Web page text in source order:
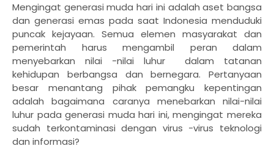
Mengingat generasi muda hari ini adalah aset bangsa
dan generasi emas pada saat Indonesia menduduki
puncak kejayaan. Semua elemen masyarakat dan
pemerintah harus mengambil peran dalam
menyebarkan nilai -nilai luhur
dalam tatanan
kehidupan berbangsa dan bernegara. Pertanyaan
besar menantang pihak pemangku kepentingan
adalah bagaimana caranya menebarkan nilai-nilai
luhur pada generasi muda hari ini, mengingat mereka
sudah terkontaminasi dengan virus -virus teknologi
dan informasi?